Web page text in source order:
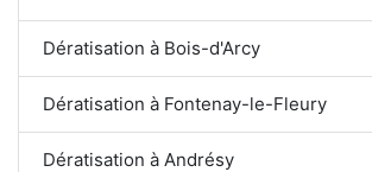
Dératisation à Bois-d'Arcy
Dératisation à Fontenay-le-Fleury
Dératisation à Andrésy